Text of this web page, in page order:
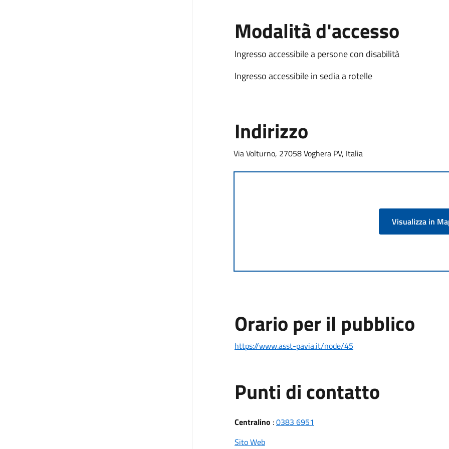
Modalità d'accesso
Ingresso accessibile a persone con disabilità
Ingresso accessibile in sedia a rotelle
Indirizzo
Via Volturno, 27058 Voghera PV, Italia
Visualizza in
Orario per il pubblico
https://www.asst-pavia.it/node/45
Punti di contatto
Centralino :0383 6951
Sito Web